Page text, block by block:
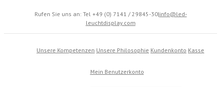
Rufen Sie uns an: Tel +49 (0) 7141 / 29845-30|info@led-
leuchtdisplay.com
Unsere Kompetenzen Unsere Philosophie Kundenkonto Kasse
Mein Benutzerkonto